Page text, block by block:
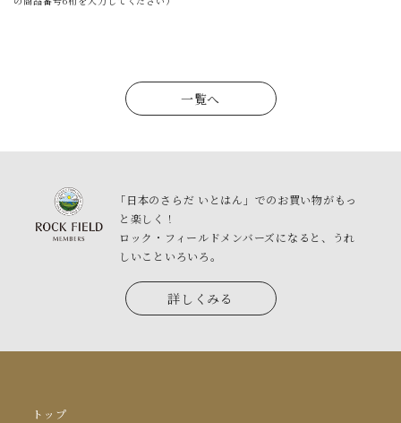
一覧へ
「日本のさらだ いとはん」でのお買い物がもっ
と楽しく！
ロック・フィールドメンバーズになると、うれ
しいこといろいろ。
詳しくみる
トップ